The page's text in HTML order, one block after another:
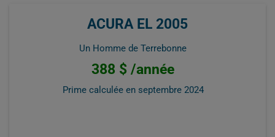
ACURA EL 2005
Un Homme de Terrebonne
388 $ /année
Prime calculée en septembre 2024